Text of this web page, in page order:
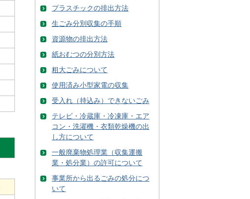
プラスチックの排出方法
生ごみ分別収集の手順
資源物の排出方法
紙おむつの分別方法
粗大ごみについて
使用済み小型家電の収集
受入れ（持込み）できないごみ
テレビ・冷蔵庫・冷凍庫・エア
コン・洗濯機・衣類乾燥機の出
し方について
一般廃棄物処理業（収集運搬
業・処分業）の許可について
事業所から出るごみの処分につ
いて